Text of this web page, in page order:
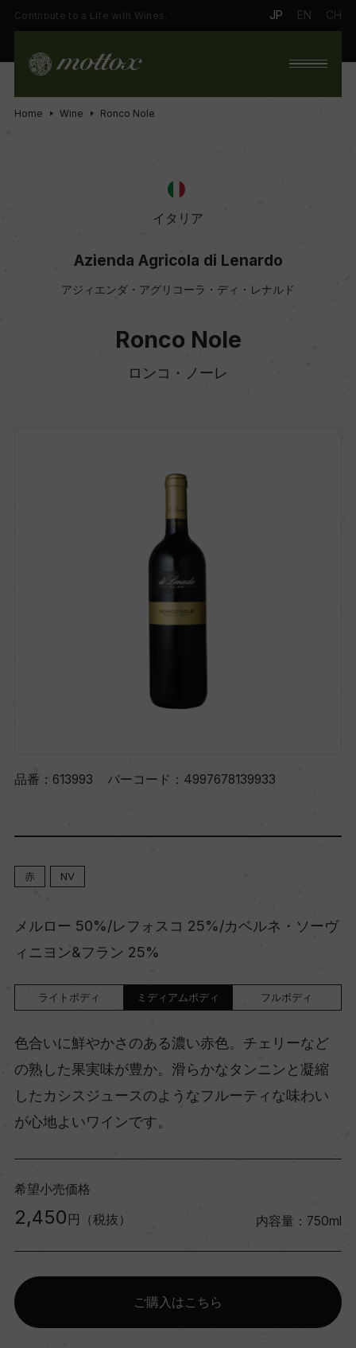
Contribute to a Life with Wines. JP EN CH
Home Wine Ronco Nole
イタリア
Azienda Agricola di Lenardo
アジィエンダ・アグリコーラ・ディ・レナルド
Ronco Nole
ロンコ・ノーレ
品番： 613993 バーコード： 4997678139933
赤 NV
メルロー 50%/レフォスコ 25%/カベルネ・ソーヴ
ィニヨン&フラン 25%
ライトボディ ミディアムボディ フルボディ
色合いに鮮やかさのある濃い赤色。チェリーなど
の熟した果実味が豊か。滑らかなタンニンと凝縮
したカシスジュースのようなフルーティな味わい
が心地よいワインです。
希望小売価格
2,450 円（税抜） 内容量：750ml
ご購入はこちら